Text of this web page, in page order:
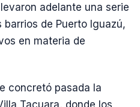
adelante una serie
de Puerto Iguazú,
en materia de
concretó pasada la
Tacuara, donde los